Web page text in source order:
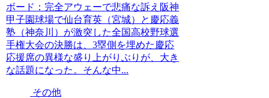
ボード：完全アウェーで悲痛な訴え阪神
甲子園球場で仙台育英（宮城）と慶応義
塾（神奈川）が激突した全国高校野球選
手権大会の決勝は、3塁側を埋めた慶応
応援席の異様な盛り上がりぶりが、大き
な話題になった。そんな中...
その他